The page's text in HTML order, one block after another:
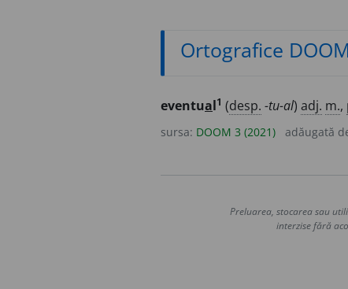
Ortografice DOOM
eventual1 (desp. -tu-al) adj. m.,
sursa: DOOM 3 (2021) adăugată
Preluarea, stocarea sau
interzise fără